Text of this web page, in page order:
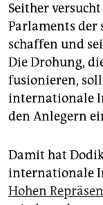
Seither
Parlaments der
schaffen und
Die Drohung,
fusionieren,
internationale
den Anlegern
Damit hat
internationale
Hohen